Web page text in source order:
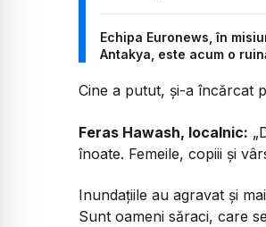
Echipa Euronews, în
Antakya, este acum o
Cine a putut, și-a încărcat
Feras Hawash, localnic:
înoate. Femeile, copiii și
Inundațiile au agravat și
Sunt oameni săraci, care